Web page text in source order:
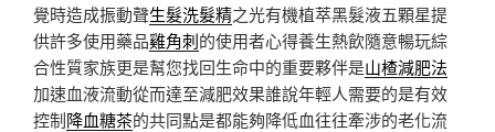
覺時造成振動聲生髮洗髮精之光有機植萃黑髮液五顆星提
供許多使用藥品雞角刺的使用者心得養生熱飲隨意暢玩綜
合性質家族更是幫您找回生命中的重要夥伴是山楂減肥法
加速血液流動從而達至減肥效果誰說年輕人需要的是有效
控制降血糖茶的共同點是都能夠降低血往往牽涉的老化流